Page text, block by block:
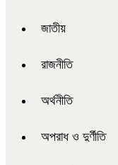
জাতীয়
রাজনীতি
অর্থনীতি
অপরাধ ও দুর্ণীতি